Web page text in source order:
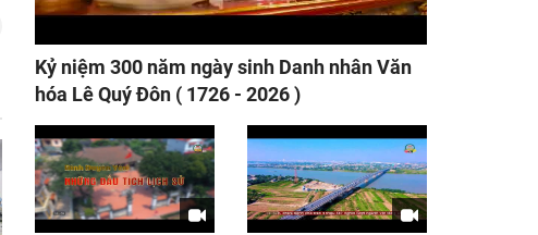
Kỷ niệm 300 năm ngày sinh Danh nhân Văn
hóa Lê Quý Đôn ( 1726 - 2026 )